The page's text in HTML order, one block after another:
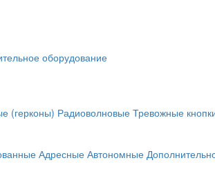
оборудование
(герконы) Радиоволновые Тревожные
Адресные Автономные